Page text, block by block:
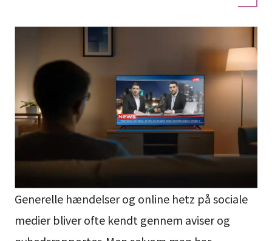
Generelle hændelser og online hetz på sociale
medier bliver ofte kendt gennem aviser og